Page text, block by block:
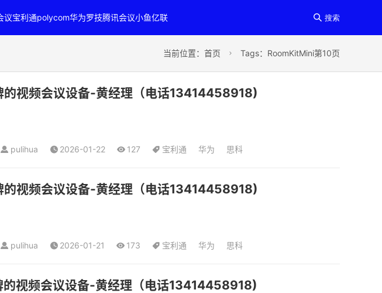
议宝利通polycom华为罗技腾讯会议小鱼亿联  搜索
当前位置： 首页  Tags：RoomKitMini第10页
视频会议设备-黄经理（电话13414458918)
pulihua 2026-01-22 127 宝利通 华为 思科
视频会议设备-黄经理（电话13414458918)
pulihua 2026-01-21 173 宝利通 华为 思科
视频会议设备-黄经理（电话13414458918)